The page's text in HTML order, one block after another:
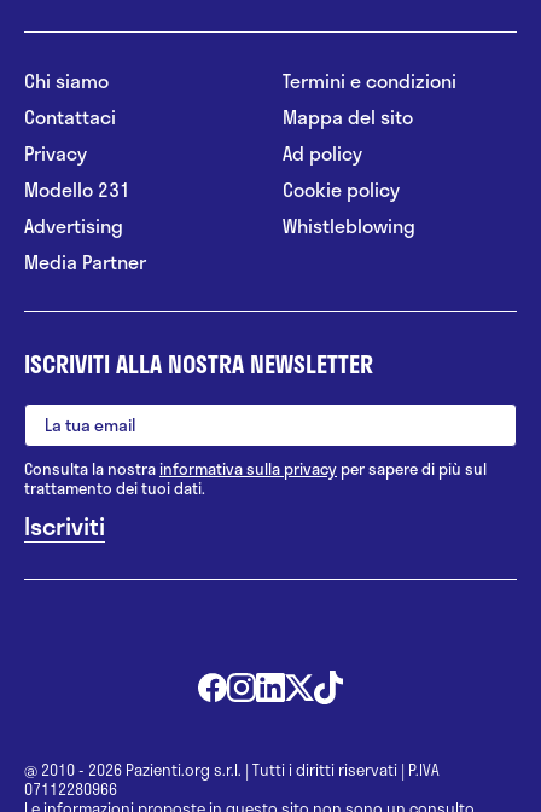
Chi siamo
Contattaci
Privacy
Modello 231
Advertising
Media Partner
Termini e condizioni
Mappa del sito
Ad policy
Cookie policy
Whistleblowing
ISCRIVITI ALLA NOSTRA NEWSLETTER
Consulta la nostrainformativa sulla privacy per sapere di più sul
trattamento dei tuoi dati.
@ 2010 - 2026 Pazienti.org s.r.l. | Tutti i diritti riservati | P.IVA
07112280966